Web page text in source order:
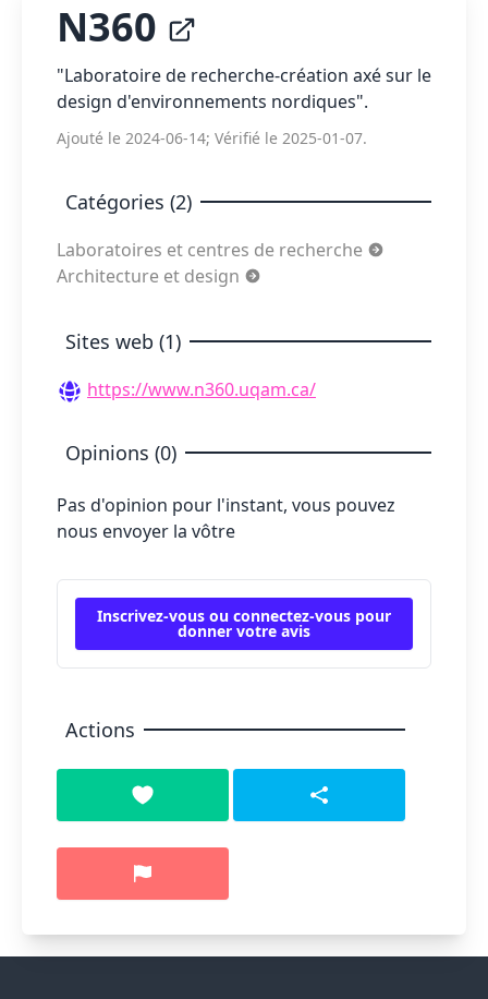
N360
"Laboratoire de recherche-création axé sur le
design d'environnements nordiques".
Ajouté le 2024-06-14; Vérifié le 2025-01-07.
Catégories (2)
Laboratoires et centres de recherche
Architecture et design
Sites web (1)
https://www.n360.uqam.ca/
Opinions (0)
Pas d'opinion pour l'instant, vous pouvez
nous envoyer la vôtre
Inscrivez-vous ou connectez-vous pour
donner votre avis
Actions